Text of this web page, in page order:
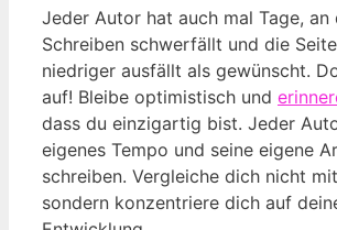
Jeder Autor hat auch mal Tage, an
Schreiben schwerfällt und die
niedriger ausfällt als gewünscht.
auf! Bleibe optimistisch und
dass du einzigartig bist. Jeder
eigenes Tempo und seine eigene
schreiben. Vergleiche dich nicht
sondern konzentriere dich auf